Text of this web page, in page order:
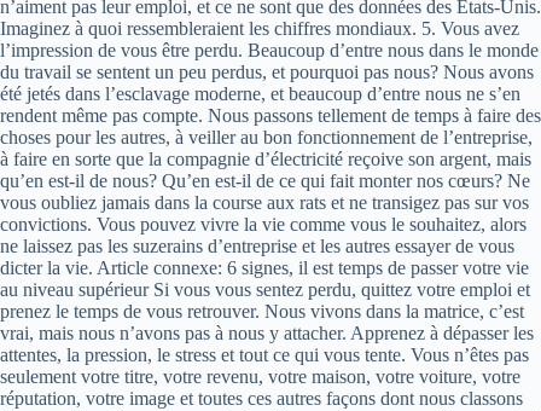
n’aiment pas leur emploi, et ce ne sont que des données des États-Unis.
Imaginez à quoi ressembleraient les chiffres mondiaux. 5. Vous avez
l’impression de vous être perdu. Beaucoup d’entre nous dans le monde
du travail se sentent un peu perdus, et pourquoi pas nous? Nous avons
été jetés dans l’esclavage moderne, et beaucoup d’entre nous ne s’en
rendent même pas compte. Nous passons tellement de temps à faire des
choses pour les autres, à veiller au bon fonctionnement de l’entreprise,
à faire en sorte que la compagnie d’électricité reçoive son argent, mais
qu’en est-il de nous? Qu’en est-il de ce qui fait monter nos cœurs? Ne
vous oubliez jamais dans la course aux rats et ne transigez pas sur vos
convictions. Vous pouvez vivre la vie comme vous le souhaitez, alors
ne laissez pas les suzerains d’entreprise et les autres essayer de vous
dicter la vie. Article connexe: 6 signes, il est temps de passer votre vie
au niveau supérieur Si vous vous sentez perdu, quittez votre emploi et
prenez le temps de vous retrouver. Nous vivons dans la matrice, c’est
vrai, mais nous n’avons pas à nous y attacher. Apprenez à dépasser les
attentes, la pression, le stress et tout ce qui vous tente. Vous n’êtes pas
seulement votre titre, votre revenu, votre maison, votre voiture, votre
réputation, votre image et toutes ces autres façons dont nous classons